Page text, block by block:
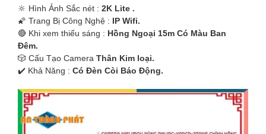
🔆 Hình Ảnh Sắc nét : 2K Lite .
🌠 Trang Bị Công Nghệ : IP Wifi.
🔴 Khi xem thiếu sáng : Hồng Ngoại 15m Có Màu Ban
Ðêm.
🎲 Cấu Tạo Camera Thân Kim loại.
️✔️ Khả Năng : Có Ðèn Còi Báo Động.